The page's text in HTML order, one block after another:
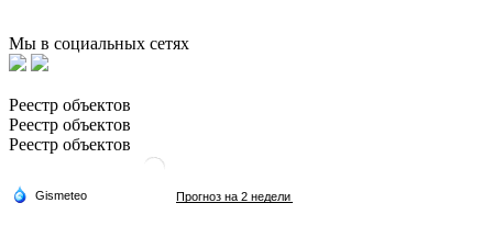
Мы в социальных сетях
Реестр объектов
Реестр объектов
Реестр объектов